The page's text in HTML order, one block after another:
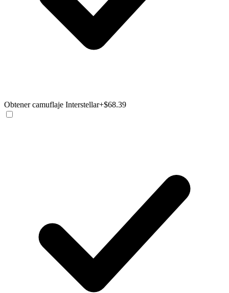
Obtener camuflaje Interstellar+$68.39